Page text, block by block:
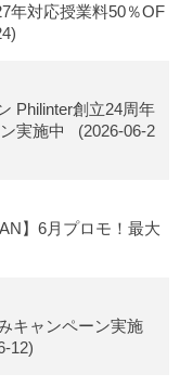
年対応授業料50％OF
Philinter創立24周年
実施中
(2026-06-2
】6月プロモ！最大
キャンペーン実施
12)